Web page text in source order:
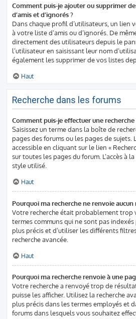
Comment puis-je ajouter ou supprimer
d’amis et d’ignorés ?
Dans chaque profil d’utilisateurs, un lien
à votre liste d’amis ou d’ignorés. De
directement des utilisateurs depuis le
l’utilisateur en saisissant leur nom
également les supprimer de vos listes
Haut
Recherche dans les forums
Comment puis-je effectuer une
Saisissez un terme dans la boîte de
pages des forums ou les pages de sujets.
accessible en cliquant sur le lien «
sur toutes les pages du forum. L’accès à
style utilisé.
Haut
Pourquoi ma recherche ne renvoie aucun
Votre recherche était probablement trop
termes communs qui ne sont pas indexés
plus précis et d’utiliser les différents
recherche avancée.
Haut
Pourquoi ma recherche renvoie à une
Votre recherche a renvoyé trop de
puisse les afficher. Utilisez la recherche
plus précis dans les termes employés et
forums dans lesquels vous souhaitez